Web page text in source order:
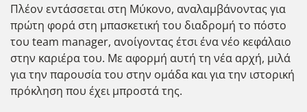
Πλέον εντάσσεται στη Μύκονο, αναλαμβάνοντας για
πρώτη φορά στη μπασκετική του διαδρομή το πόστο
του team manager, ανοίγοντας έτσι ένα νέο κεφάλαιο
στην καριέρα του. Με αφορμή αυτή τη νέα αρχή, μιλά
για την παρουσία του στην ομάδα και για την ιστορική
πρόκληση που έχει μπροστά της.